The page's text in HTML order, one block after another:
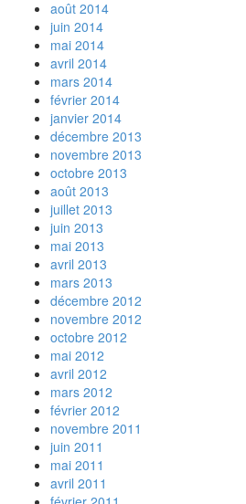
août 2014
juin 2014
mai 2014
avril 2014
mars 2014
février 2014
janvier 2014
décembre 2013
novembre 2013
octobre 2013
août 2013
juillet 2013
juin 2013
mai 2013
avril 2013
mars 2013
décembre 2012
novembre 2012
octobre 2012
mai 2012
avril 2012
mars 2012
février 2012
novembre 2011
juin 2011
mai 2011
avril 2011